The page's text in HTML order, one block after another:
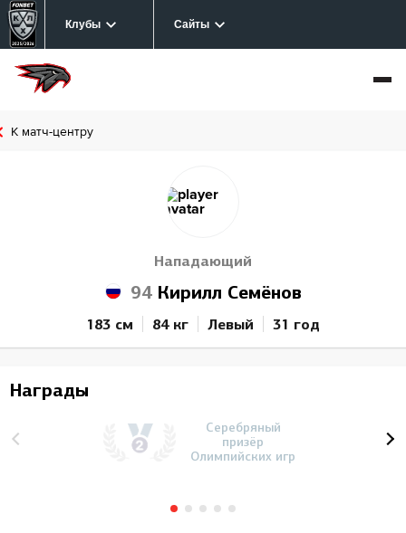
Клубы Сайты
К матч-центру
Нападающий
94Кирилл Семёнов
183 см 84 кг Левый 31 год
Награды
Серебряный
призёр
Олимпийских игр